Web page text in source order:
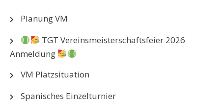
Planung VM
TGT Vereinsmeisterschaftsfeier 2026
Anmeldung
VM Platzsituation
Spanisches Einzelturnier